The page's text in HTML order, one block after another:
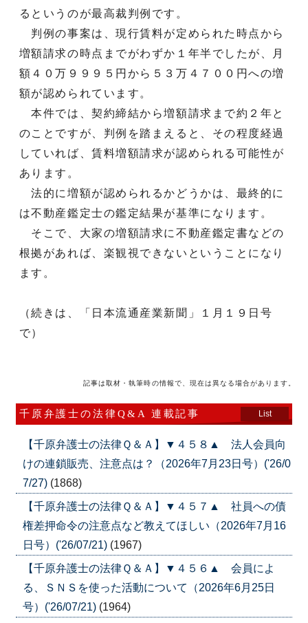
るというのが最高裁判例です。
判例の事案は、現行賃料が定められた時点から
増額請求の時点までがわずか１年半でしたが、月
額４０万９９９５円から５３万４７００円への増
額が認められています。
本件では、契約締結から増額請求まで約２年と
のことですが、判例を踏まえると、その程度経過
していれば、賃料増額請求が認められる可能性が
あります。
法的に増額が認められるかどうかは、最終的に
は不動産鑑定士の鑑定結果が基準になります。
そこで、大家の増額請求に不動産鑑定書などの
根拠があれば、楽観視できないということになり
ます。
（続きは、「日本流通産業新聞」１月１９日号
で）
記事は取材・執筆時の情報で、現在は異なる場合があります。
千原弁護士の法律Q&A 連載記事 List
【千原弁護士の法律Ｑ＆Ａ】▼４５８▲ 法人会員向
けの連鎖販売、注意点は？（2026年7月23日号）('26/0
7/27) (1868)
【千原弁護士の法律Ｑ＆Ａ】▼４５７▲ 社員への債
権差押命令の注意点など教えてほしい（2026年7月16
日号）('26/07/21) (1967)
【千原弁護士の法律Ｑ＆Ａ】▼４５６▲ 会員によ
る、ＳＮＳを使った活動について（2026年6月25日
号）('26/07/21) (1964)